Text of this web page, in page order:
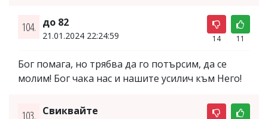
104. до 82
21.01.2024 22:24:59 14 11
Бог помага, но трябва да го потърсим, да се
молим! Бог чака нас и нашите усилич към Него!
103. Свиквайте